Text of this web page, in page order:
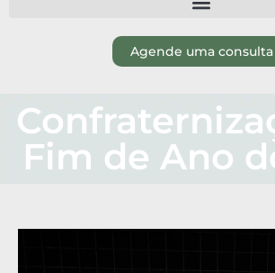
Agende uma consulta
Fim de Ano